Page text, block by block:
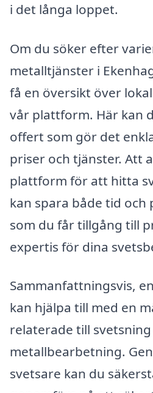
i det långa loppet.
Om du söker efter
metalltjänster i
få en översikt över
vår plattform. Här kan
offert som gör det
priser och tjänster. Att
plattform för att hitta
kan spara både tid och
som du får tillgång till
expertis för dina
Sammanfattningsvis,
kan hjälpa till med en
relaterade till
metallbearbetning.
svetsare kan du